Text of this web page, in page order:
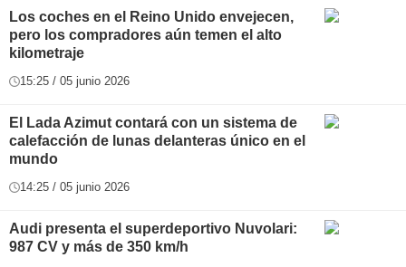
Los coches en el Reino Unido envejecen,
pero los compradores aún temen el alto
kilometraje
15:25 / 05 junio 2026
El Lada Azimut contará con un sistema de
calefacción de lunas delanteras único en el
mundo
14:25 / 05 junio 2026
Audi presenta el superdeportivo Nuvolari:
987 CV y más de 350 km/h